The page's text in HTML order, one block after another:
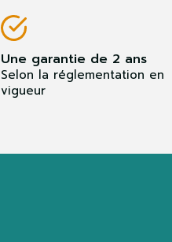
Une garantie de 2 ans
Selon la réglementation en
vigueur